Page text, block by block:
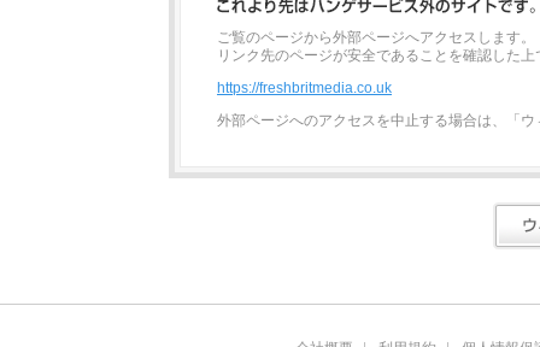
ご覧のページから外部ページへアクセスします。
リンク先のページが安全であることを確認した
https://freshbritmedia.co.uk
外部ページへのアクセスを中止する場合は、「